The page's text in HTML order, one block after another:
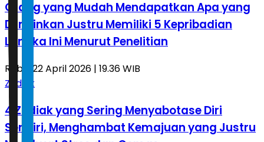
Orang yang Mudah Mendapatkan Apa yang
Diinginkan Justru Memiliki 5 Kepribadian
Langka Ini Menurut Penelitian
Rabu, 22 April 2026 | 19.36 WIB
Zodiak
4 Zodiak yang Sering Menyabotase Diri
Sendiri, Menghambat Kemajuan yang Justru